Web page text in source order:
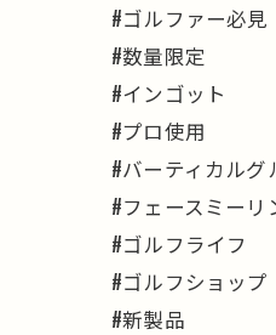
#ゴルファー必見
#数量限定
#インゴット
#プロ使用
#バーティカルグ
#フェースミーリ
#ゴルフライフ
#ゴルフショップ
#新製品